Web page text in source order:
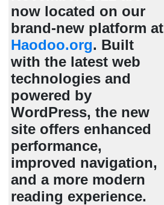
now located on our
brand-new platform at
Haodoo.org. Built
with the latest web
technologies and
powered by
WordPress, the new
site offers enhanced
performance,
improved navigation,
and a more modern
reading experience.